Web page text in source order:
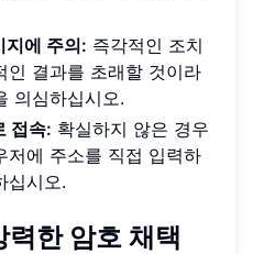
지에 주의: 즉각적인 조치
인 결과를 초래할 것이라
의심하십시오.
접속: 확실하지 않은 경우
저에 주소를 직접 입력하
십시오.
한 암호 채택